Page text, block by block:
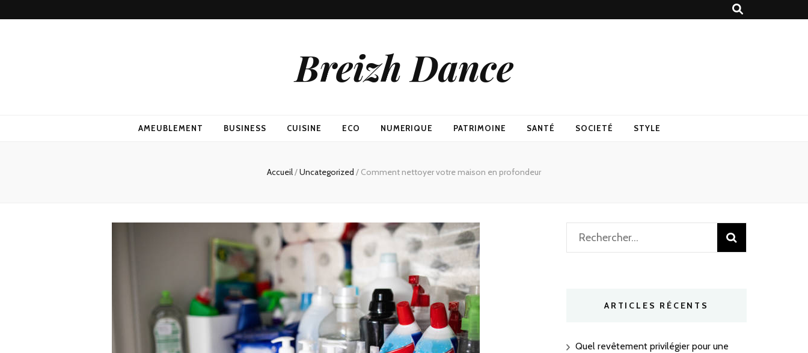
Breizh Dance
AMEUBLEMENT BUSINESS CUISINE ECO NUMERIQUE PATRIMOINE SANTÉ SOCIETÉ STYLE
Accueil/Uncategorized / Comment nettoyer votre maison en profondeur
Rechercher :
ARTICLES RÉCENTS
Quel revêtement privilégier pour une